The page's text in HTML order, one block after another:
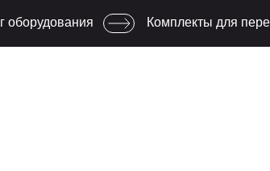
оборудования Комплекты для